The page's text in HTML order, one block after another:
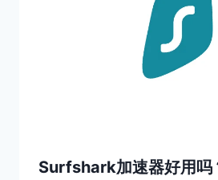
Surfshark加速器好用